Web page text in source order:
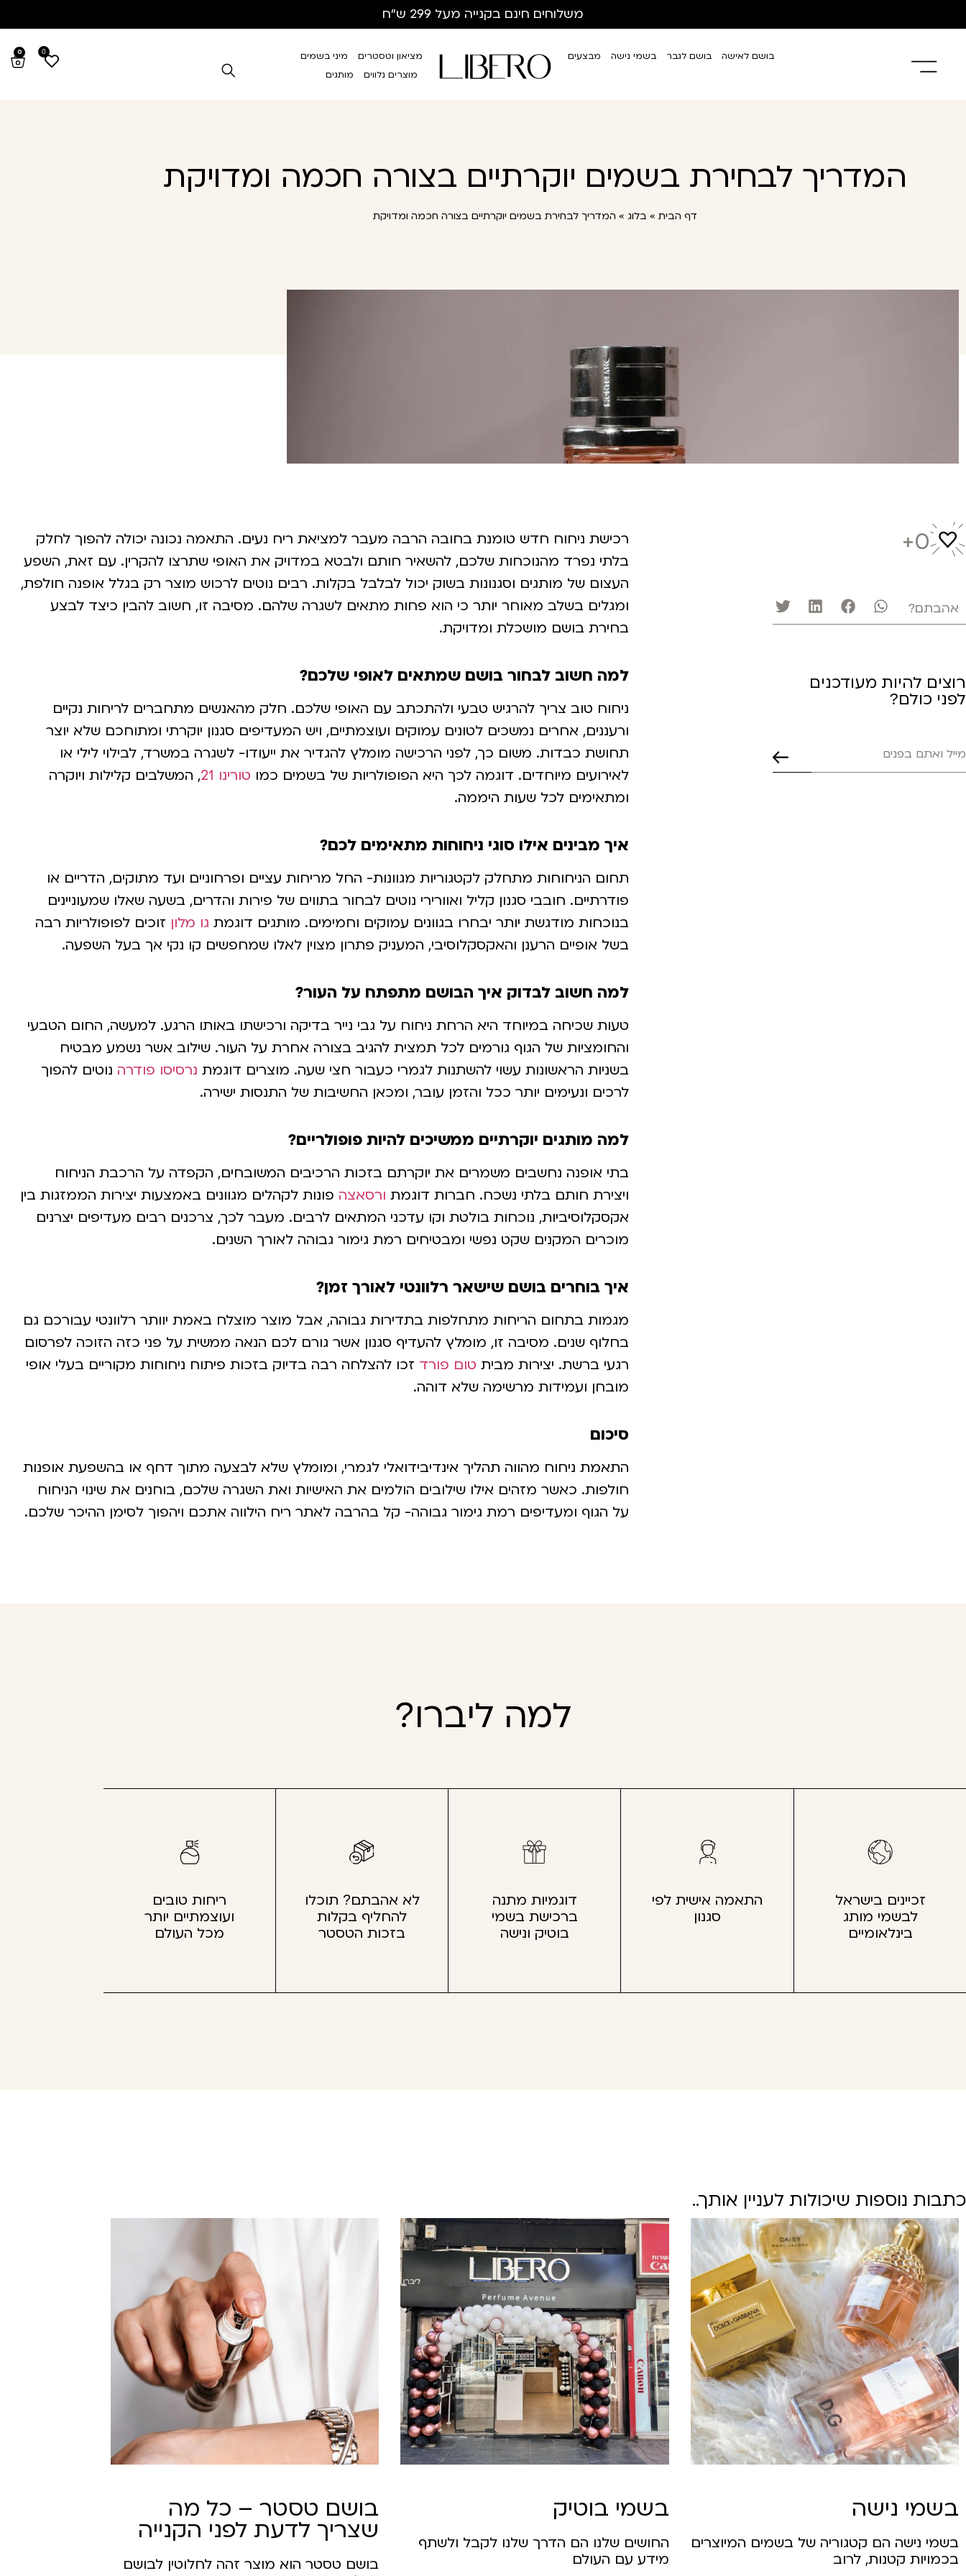
משלוחים חינם בקנייה מעל 299 ש”ח
בושם לאישה בושם לגבר בשמי נישה מבצעים מציאון וטסטרים
מיני בשמים
מוצרים נלווים
מותגים
0
0
המדריך לבחירת בשמים יוקרתיים בצורה חכמה ומדויקת
דף הבית » בלוג » המדריך לבחירת בשמים יוקרתיים בצורה חכמה ומדויקת
0
אהבתם?
רוצים להיות מעודכנים
לפני כולם?
רכישת ניחוח חדש טומנת בחובה הרבה מעבר למציאת ריח נעים. התאמה נכונה יכולה להפוך לחלק
בלתי נפרד מהנוכחות שלכם, להשאיר חותם ולבטא במדויק את האופי שתרצו להקרין. עם זאת, השפע
העצום של מותגים וסגנונות בשוק יכול לבלבל בקלות. רבים נוטים לרכוש מוצר רק בגלל אופנה חולפת,
ומגלים בשלב מאוחר יותר כי הוא פחות מתאים לשגרה שלהם. מסיבה זו, חשוב להבין כיצד לבצע
בחירת בושם מושכלת ומדויקת.
למה חשוב לבחור בושם שמתאים לאופי שלכם?
ניחוח טוב צריך להרגיש טבעי ולהתכתב עם האופי שלכם. חלק מהאנשים מתחברים לריחות נקיים
ורעננים, אחרים נמשכים לטונים עמוקים ועוצמתיים, ויש המעדיפים סגנון יוקרתי ומתוחכם שלא יוצר
תחושת כבדות. משום כך, לפני הרכישה מומלץ להגדיר את ייעודו- לשגרה במשרד, לבילוי לילי או
לאירועים מיוחדים. דוגמה לכך היא הפופולריות של בשמים כמו טורינו 21
, המשלבים קלילות ויוקרה
ומתאימים לכל שעות היממה.
איך מבינים אילו סוגי ניחוחות מתאימים לכם?
תחום הניחוחות מתחלק לקטגוריות מגוונות- החל מריחות עציים ופרחוניים ועד מתוקים, הדריים או
פודרתיים. חובבי סגנון קליל ואוורירי נוטים לבחור בתווים של פירות והדרים, בשעה שאלו שמעוניינים
בנוכחות מודגשת יותר יבחרו בגוונים עמוקים וחמימים. מותגים דוגמת גו מלון זוכים לפופולריות רבה
בשל אופיים הרענן והאקסקלוסיבי, המעניק פתרון מצוין לאלו שמחפשים קו נקי אך בעל השפעה.
למה חשוב לבדוק איך הבושם מתפתח על העור?
טעות שכיחה במיוחד היא הרחת ניחוח על גבי נייר בדיקה ורכישתו באותו הרגע. למעשה, החום הטבעי
והחומציות של הגוף גורמים לכל תמצית להגיב בצורה אחרת על העור. שילוב אשר נשמע מבטיח
בשניות הראשונות עשוי להשתנות לגמרי כעבור חצי שעה. מוצרים דוגמת נרסיסו פודרה נוטים להפוך
לרכים ונעימים יותר ככל והזמן עובר, ומכאן החשיבות של התנסות ישירה.
למה מותגים יוקרתיים ממשיכים להיות פופולריים?
בתי אופנה נחשבים משמרים את יוקרתם בזכות הרכיבים המשובחים, הקפדה על הרכבת הניחוח
ויצירת חותם בלתי נשכח. חברות דוגמת ורסאצה פונות לקהלים מגוונים באמצעות יצירות הממזגות בין
אקסקלוסיביות, נוכחות בולטת וקו עדכני המתאים לרבים. מעבר לכך, צרכנים רבים מעדיפים יצרנים
מוכרים המקנים שקט נפשי ומבטיחים רמת גימור גבוהה לאורך השנים.
איך בוחרים בושם שישאר רלוונטי לאורך זמן?
מגמות בתחום הריחות מתחלפות בתדירות גבוהה, אבל מוצר מוצלח באמת יוותר רלוונטי עבורכם גם
בחלוף שנים. מסיבה זו, מומלץ להעדיף סגנון אשר גורם לכם הנאה ממשית על פני כזה הזוכה לפרסום
רגעי ברשת. יצירות מבית טום פורד זכו להצלחה רבה בדיוק בזכות פיתוח ניחוחות מקוריים בעלי אופי
מובחן ועמידות מרשימה שלא דוהה.
סיכום
התאמת ניחוח מהווה תהליך אינדיבידואלי לגמרי, ומומלץ שלא לבצעה מתוך דחף או בהשפעת אופנות
חולפות. כאשר מזהים אילו שילובים הולמים את האישיות ואת השגרה שלכם, בוחנים את שינוי הניחוח
על הגוף ומעדיפים רמת גימור גבוהה- קל בהרבה לאתר ריח הילווה אתכם ויהפוך לסימן ההיכר שלכם.
למה ליברו?
זכיינים בישראל
לבשמי מותג
בינלאומיים
התאמה אישית לפי
סגנון
דוגמיות מתנה
ברכישת בשמי
בוטיק ונישה
לא אהבתם? תוכלו
להחליף בקלות
בזכות הטסטר
ריחות טובים
ועוצמתיים יותר
מכל העולם
כתבות נוספות שיכולות לעניין אותך..
בשמי נישה
בשמי נישה הם קטגוריה של בשמים המיוצרים
בכמויות קטנות, לרוב
בשמי בוטיק
החושים שלנו הם הדרך שלנו לקבל ולשתף
מידע עם העולם
בושם טסטר – כל מה
שצריך לדעת לפני הקנייה
בושם טסטר הוא מוצר זהה לחלוטין לבושם